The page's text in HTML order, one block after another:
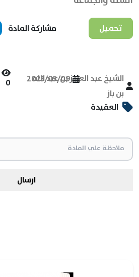
تحميل مشاركة المادة
الشيخ عبد العزيز بن عبد الله
بن باز
2023/05/09
0
العقيدة
ارسال